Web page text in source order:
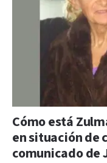
Cómo está
en situación de
comunicado de